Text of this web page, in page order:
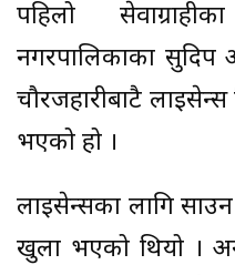
पहिलो
नगरपालिकाका सुदिप
चौरजहारीबाटै
भएको हो ।
लाइसेन्सका लागि
खुला भएको थियो ।